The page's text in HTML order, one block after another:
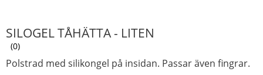
SILOGEL TÅHÄTTA - LITEN
0
Polstrad med silikongel på insidan. Passar även fingrar.